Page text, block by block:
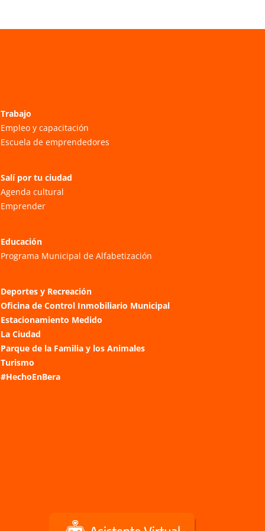
Trabajo
Empleo y capacitación
Escuela de emprendedores
Salí por tu ciudad
Agenda cultural
Emprender
Educación
Programa Municipal de Alfabetización
Deportes y Recreación
Oficina de Control Inmobiliario Municipal
Estacionamiento Medido
La Ciudad
Parque de la Familia y los Animales
Turismo
#HechoEnBera